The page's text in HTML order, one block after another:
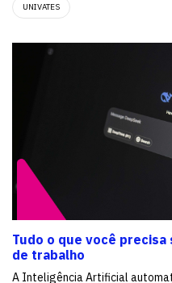
UNIVATES
Tudo o que você
de trabalho
A Inteligência Artificial